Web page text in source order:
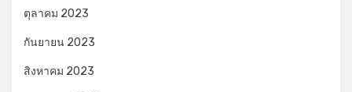
ตุลาคม 2023
กันยายน 2023
สิงหาคม 2023